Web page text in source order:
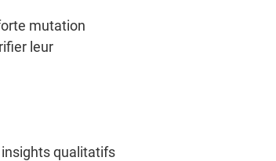
mutation
leur
qualitatifs